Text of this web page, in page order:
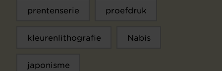
prentenserie proefdruk
kleurenlithografie Nabis
japonisme